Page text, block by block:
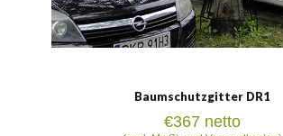
Baumschutzgitter DR1
€367 netto